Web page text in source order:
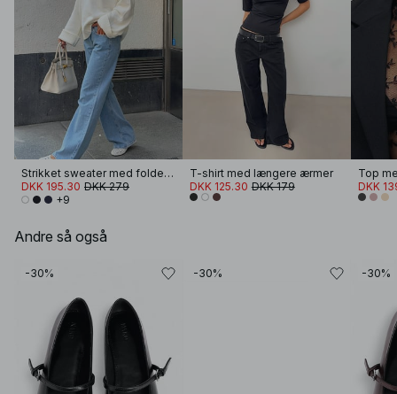
Strikket sweater med foldet ærme
DKK 195.30 DKK 279
+9
T-shirt med længere ærmer
DKK 125.30 DKK 179 DKK
Andre så også
-30% -30% -30%